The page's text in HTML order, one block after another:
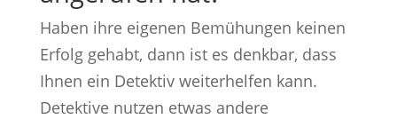
Haben ihre eigenen Bemühungen keinen
Erfolg gehabt, dann ist es denkbar, dass
Ihnen ein Detektiv weiterhelfen kann.
Detektive nutzen etwas andere